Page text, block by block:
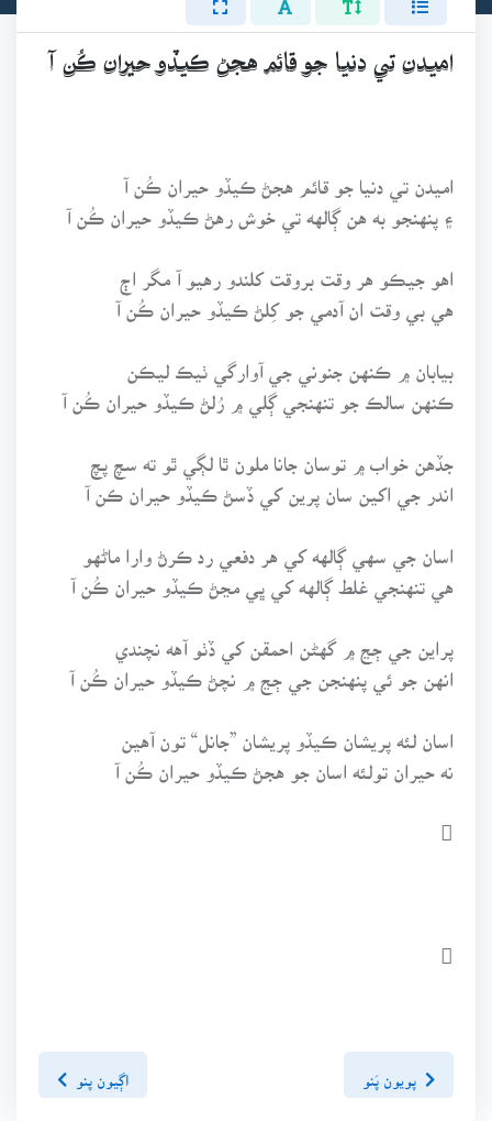
اميدن تي دنيا جو قائم هجڻ ڪيڏو حيران ڪُن آ
اميدن تي دنيا جو قائم هجڻ ڪيڏو حيران ڪُن آ
۽ پنهنجو به هن ڳالهه تي خوش رهڻ ڪيڏو حيران ڪُن آ
اهو جيڪو هر وقت بروقت کلندو رهيو آ مگر اڄ
هي بي وقت ان آدمي جو کِلڻ ڪيڏو حيران ڪُن آ
بيابان ۾ ڪنهن جنوني جي آوارگي ٺيڪ ليڪن
ڪنهن سالڪ جو تنهنجي ڳلي ۾ رُلڻ ڪيڏو حيران ڪُن آ
جڏهن خواب ۾ توسان جانا ملون ٿا لڳي ٿو ته سچ پچ
اندر جي اکين سان پرين کي ڏسڻ ڪيڏو حيران ڪن آ
اسان جي سهي ڳالهه کي هر دفعي رد ڪرڻ وارا ماڻهو
هي تنهنجي غلط ڳالهه کي ڀي مڃڻ ڪيڏو حيران ڪُن آ
پراين جي ڄڃ ۾ گهڻن احمقن کي ڏٺو آهه نچندي
انهن جو ئي پنهنجن جي ڄڃ ۾ نچڻ ڪيڏو حيران ڪُن آ
اسان لئه پريشان ڪيڏو پريشان ”جانل“ تون آهين
نه حيران تولئه اسان جو هجڻ ڪيڏو حيران ڪُن آ


پويون پَنو اڳيون پنو